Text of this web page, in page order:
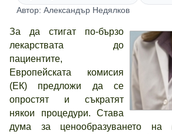
Автор: Александър Недялков
За да стигат по-бързо
лекарствата до
пациентите,
Европейската комисия
(ЕК) предложи да се
опростят и съкратят
някои процедури. Става
дума за ценообразуването на